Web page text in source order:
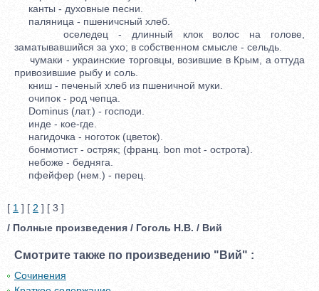
канты - духовные песни.
паляница - пшеничсный хлеб.
оселедец - длинный клок волос на голове,
заматывавшийся за ухо; в собственном смысле - сельдь.
чумаки - украинские торговцы, возившие в Крым, а оттуда
привозившие рыбу и соль.
книш - печеный хлеб из пшеничной муки.
очипок - род чепца.
Dominus (лат.) - господи.
инде - кое-где.
нагидочка - ноготок (цветок).
бонмотист - остряк; (франц. bon mot - острота).
небоже - бедняга.
пфейфер (нем.) - перец.
[ 1 ] [ 2 ] [ 3 ]
/ Полные произведения / Гоголь Н.В. / Вий
Смотрите также по произведению "Вий" :
Сочинения